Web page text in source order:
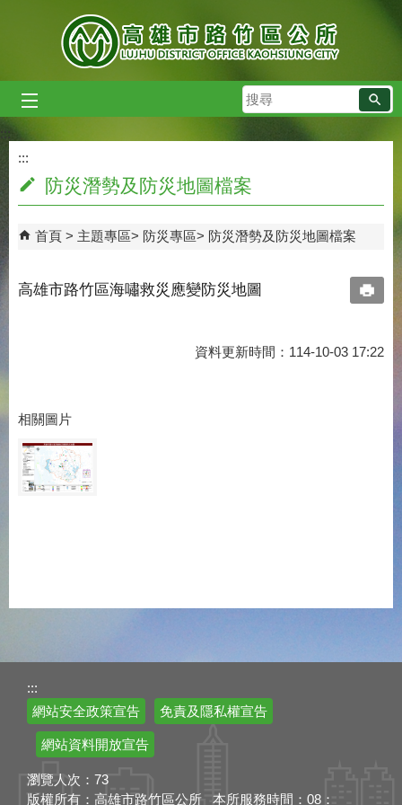
跳到主要內容區塊
搜
尋
:::
防災潛勢及防災地圖檔案
首頁 主題專區 防災專區 防災潛勢及防災地圖檔案
高雄市路竹區海嘯救災應變防災地圖
資料更新時間：114-10-03 17:22
相關圖片
:::
網站安全政策宣告
免責及隱私權宣告
網站資料開放宣告
瀏覽人次： 73
版權所有：高雄市路竹區公所 本所服務時間：08：